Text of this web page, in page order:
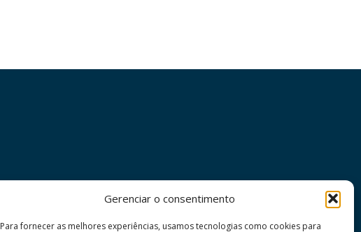
Gerenciar o consentimento
Para fornecer as melhores experiências, usamos tecnologias como cookies para